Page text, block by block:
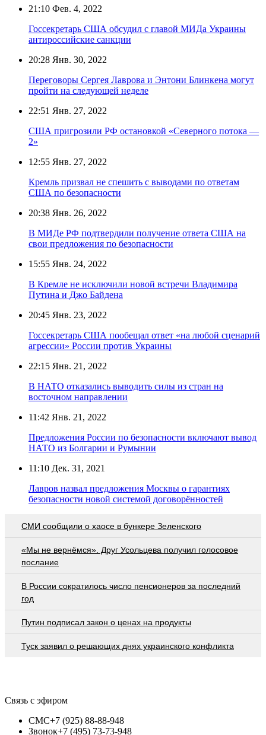
21:10 Фев. 4, 2022
Госсекретарь США обсудил с главой МИДа Украины
антироссийские санкции
20:28 Янв. 30, 2022
Переговоры Сергея Лаврова и Энтони Блинкена могут
пройти на следующей неделе
22:51 Янв. 27, 2022
США пригрозили РФ остановкой «Северного потока —
2»
12:55 Янв. 27, 2022
Кремль призвал не спешить с выводами по ответам
США по безопасности
20:38 Янв. 26, 2022
В МИДе РФ подтвердили получение ответа США на
свои предложения по безопасности
15:55 Янв. 24, 2022
В Кремле не исключили новой встречи Владимира
Путина и Джо Байдена
20:45 Янв. 23, 2022
Госсекретарь США пообещал ответ «на любой сценарий
агрессии» России против Украины
22:15 Янв. 21, 2022
В НАТО отказались выводить силы из стран на
восточном направлении
11:42 Янв. 21, 2022
Предложения России по безопасности включают вывод
НАТО из Болгарии и Румынии
11:10 Дек. 31, 2021
Лавров назвал предложения Москвы о гарантиях
безопасности новой системой договорённостей
СМИ сообщили о хаосе в бункере Зеленского
«Мы не вернёмся». Друг Усольцева получил голосовое
послание
В России сократилось число пенсионеров за последний
год
Путин подписал закон о ценах на продукты
Туск заявил о решающих днях украинского конфликта
Связь с эфиром
СМС+7 (925) 88-88-948
Звонок+7 (495) 73-73-948